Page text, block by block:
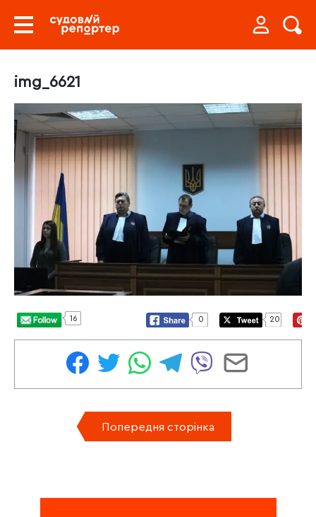
img_6621
16 0 20
Попередня сторінка